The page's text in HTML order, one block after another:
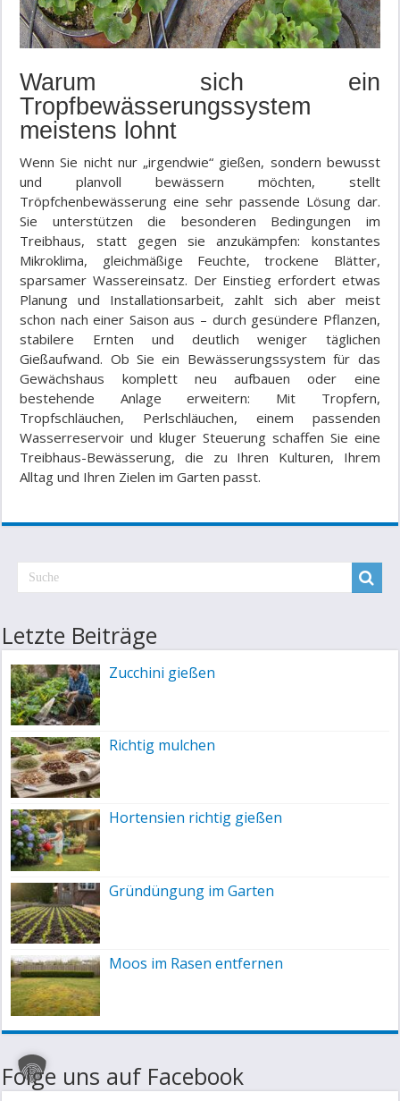
Warum sich ein
Tropfbewässerungssystem
meistens lohnt
Wenn Sie nicht nur „irgendwie“ gießen, sondern bewusst
und planvoll bewässern möchten, stellt
Tröpfchenbewässerung eine sehr passende Lösung dar.
Sie unterstützen die besonderen Bedingungen im
Treibhaus, statt gegen sie anzukämpfen: konstantes
Mikroklima, gleichmäßige Feuchte, trockene Blätter,
sparsamer Wassereinsatz. Der Einstieg erfordert etwas
Planung und Installationsarbeit, zahlt sich aber meist
schon nach einer Saison aus – durch gesündere Pflanzen,
stabilere Ernten und deutlich weniger täglichen
Gießaufwand. Ob Sie ein Bewässerungssystem für das
Gewächshaus komplett neu aufbauen oder eine
bestehende Anlage erweitern: Mit Tropfern,
Tropfschläuchen, Perlschläuchen, einem passenden
Wasserreservoir und kluger Steuerung schaffen Sie eine
Treibhaus-Bewässerung, die zu Ihren Kulturen, Ihrem
Alltag und Ihren Zielen im Garten passt.
Letzte Beiträge
Zucchini gießen
Richtig mulchen
Hortensien richtig gießen
Gründüngung im Garten
Moos im Rasen entfernen
Folge uns auf Facebook